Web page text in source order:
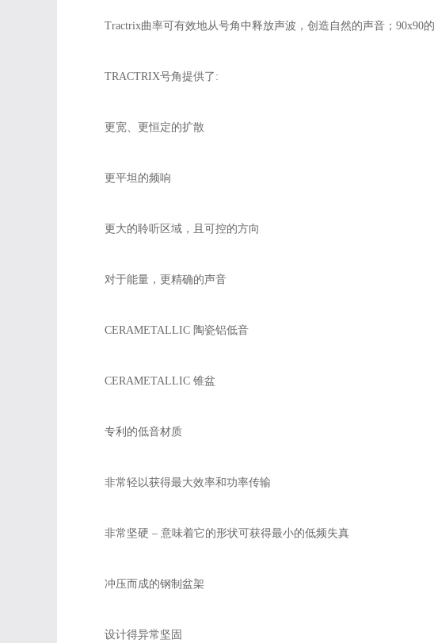
Tractrix曲率可有效地从号角中释放声波，创造自然的声音；90x90
TRACTRIX号角提供了:
更宽、更恒定的扩散
更平坦的频响
更大的聆听区域，且可控的方向
对于能量，更精确的声音
CERAMETALLIC 陶瓷铝低音
CERAMETALLIC 锥盆
专利的低音材质
非常轻以获得最大效率和功率传输
非常坚硬 – 意味着它的形状可获得最小的低频失真
冲压而成的钢制盆架
设计得异常坚固